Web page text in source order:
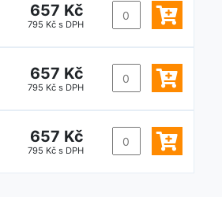
657 Kč
795 Kč s DPH
657 Kč
795 Kč s DPH
657 Kč
795 Kč s DPH